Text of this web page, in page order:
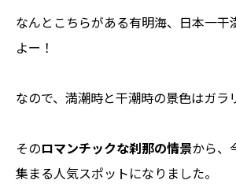
なんとこちらがある有明海、日本一干
よー！
なので、満潮時と干潮時の景色はガラ
そのロマンチックな刹那の情景から、
集まる人気スポットになりました。